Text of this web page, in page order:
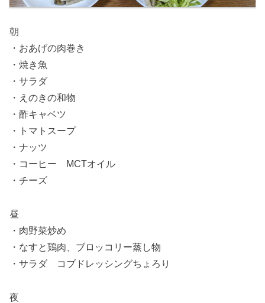
朝
・おあげの肉巻き
・焼き魚
・サラダ
・えのきの和物
・酢キャベツ
・トマトスープ
・ナッツ
・コーヒー MCTオイル
・チーズ
昼
・肉野菜炒め
・なすと鶏肉、ブロッコリー蒸し物
・サラダ コブドレッシングちょろり
夜